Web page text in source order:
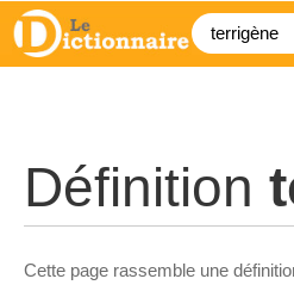
Définition
Cette page rassemble une